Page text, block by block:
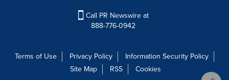
Call PR Newswire at
888-776-0942
Terms of Use Privacy Policy
Information Security Policy
Site Map
RSS
Cookies